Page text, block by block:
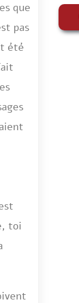
que
pas
été
toi